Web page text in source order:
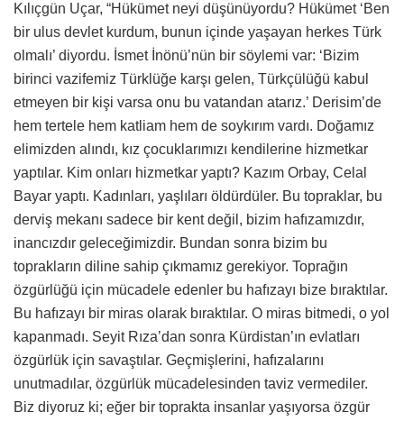
Kılıçgün Uçar, “Hükümet neyi düşünüyordu? Hükümet ‘Ben
bir ulus devlet kurdum, bunun içinde yaşayan herkes Türk
olmalı’ diyordu. İsmet İnönü’nün bir söylemi var: ‘Bizim
birinci vazifemiz Türklüğe karşı gelen, Türkçülüğü kabul
etmeyen bir kişi varsa onu bu vatandan atarız.’ Derisim’de
hem tertele hem katliam hem de soykırım vardı. Doğamız
elimizden alındı, kız çocuklarımızı kendilerine hizmetkar
yaptılar. Kim onları hizmetkar yaptı? Kazım Orbay, Celal
Bayar yaptı. Kadınları, yaşlıları öldürdüler. Bu topraklar, bu
derviş mekanı sadece bir kent değil, bizim hafızamızdır,
inancızdır geleceğimizdir. Bundan sonra bizim bu
toprakların diline sahip çıkmamız gerekiyor. Toprağın
özgürlüğü için mücadele edenler bu hafızayı bize bıraktılar.
Bu hafızayı bir miras olarak bıraktılar. O miras bitmedi, o yol
kapanmadı. Seyit Rıza’dan sonra Kürdistan’ın evlatları
özgürlük için savaştılar. Geçmişlerini, hafızalarını
unutmadılar, özgürlük mücadelesinden taviz vermediler.
Biz diyoruz ki; eğer bir toprakta insanlar yaşıyorsa özgür